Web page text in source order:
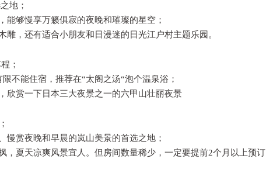
地；
能够慢享万籁俱寂的夜晚和璀璨的星空；
，还有适合小朋友和日漫迷的日光江户村主题乐园。
；
不能住宿，推荐在“太阁之汤“泡个温泉浴；
欣赏一下日本三大夜景之一的六甲山壮丽夜景
赏夜晚和早晨的岚山美景的首选之地；
，夏天凉爽风景宜人。但房间数量稀少，一定要提前2个月以上预订